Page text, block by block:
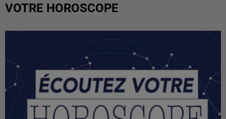
VOTRE HOROSCOPE